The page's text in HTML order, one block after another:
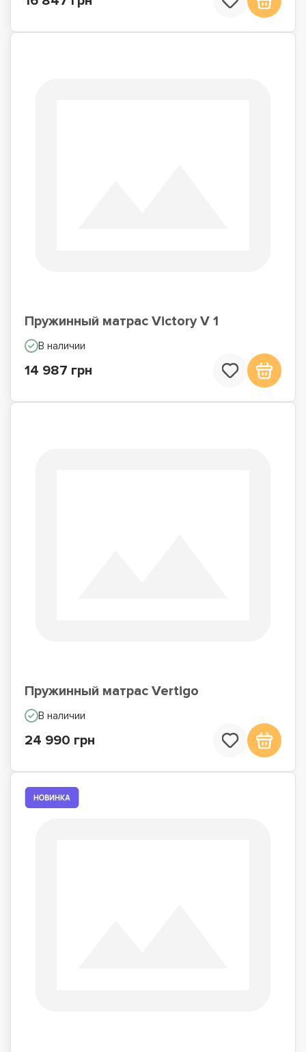
Пружинный матрас Victory V 1
В наличии
14 987 грн
Пружинный матрас Vertigo
В наличии
24 990 грн